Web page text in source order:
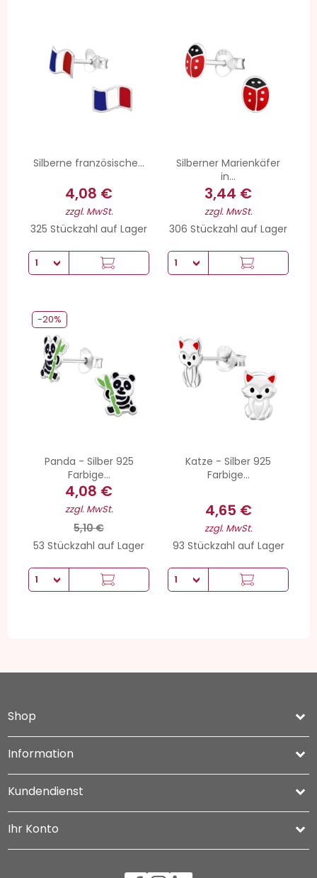
Silberne französische...
4,08 €
zzgl. MwSt.
325 Stückzahl auf Lager
Silberner Marienkäfer
in...
3,44 €
zzgl. MwSt.
306 Stückzahl auf Lager
Panda - Silber 925
Farbige...
4,08 €
zzgl. MwSt.
5,10 €
53 Stückzahl auf Lager
-20%
Katze - Silber 925
Farbige...
4,65 €
zzgl. MwSt.
93 Stückzahl auf Lager
Shop keyboard_arrow_down
Information 
Kundendienst 
Ihr Konto 